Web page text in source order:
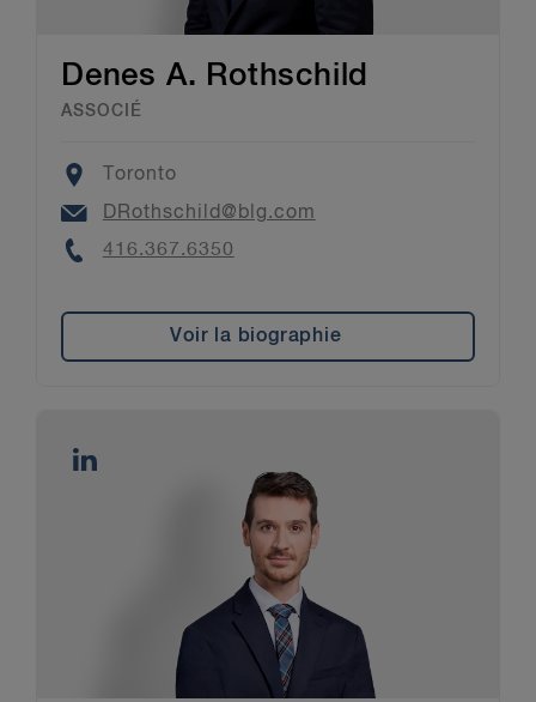
Denes A. Rothschild
ASSOCIÉ
Location
Toronto
Email
DRothschild@blg.com
Phone
416.367.6350
Voir la biographie